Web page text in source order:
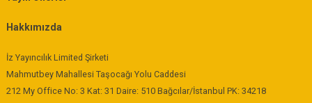
Hakkımızda
İz Yayıncılık Limited Şirketi
Mahmutbey Mahallesi Taşocağı Yolu Caddesi
212 My Office No: 3 Kat: 31 Daire: 510 Bağcılar/İstanbul PK: 34218